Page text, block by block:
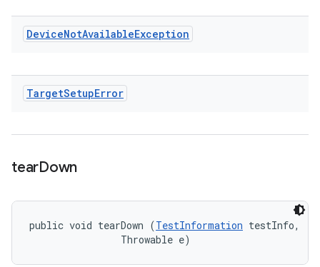
DeviceNotAvailableException
TargetSetupError
tearDown
public void tearDown (TestInformation testInfo,
                Throwable e)